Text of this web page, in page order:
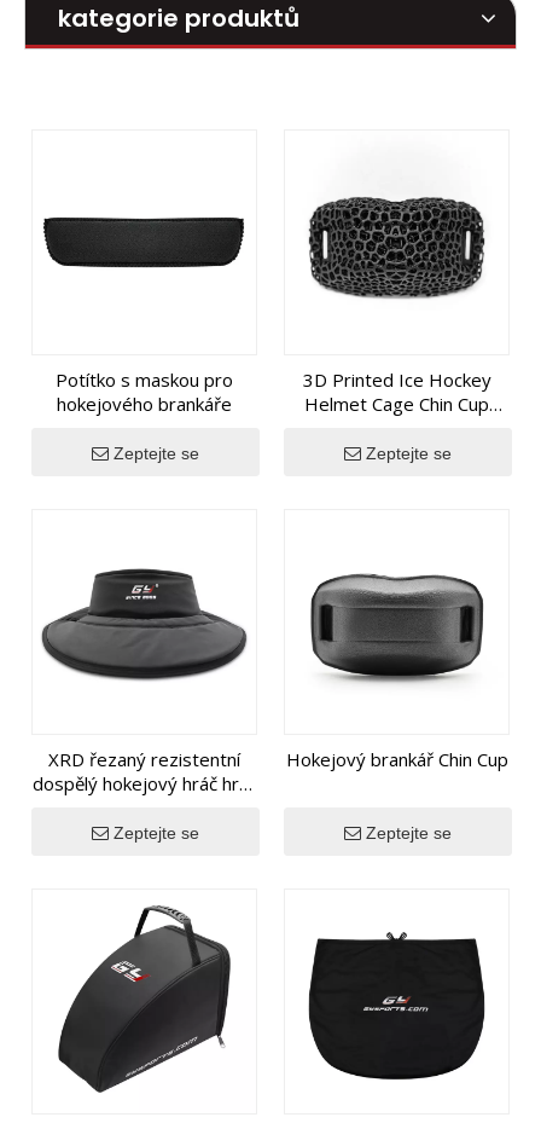
kategorie produktů
Potítko s maskou pro
hokejového brankáře
Zeptejte se
3D Printed Ice Hockey
Helmet Cage Chin Cup
Zeptejte se
XRD řezaný rezistentní
dospělý hokejový hráč hráč
Zeptejte se
Hokejový brankář Chin Cup
Zeptejte se